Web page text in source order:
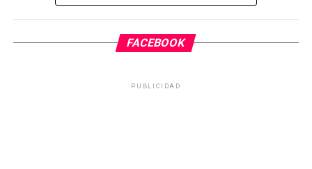
FACEBOOK
PUBLICIDAD